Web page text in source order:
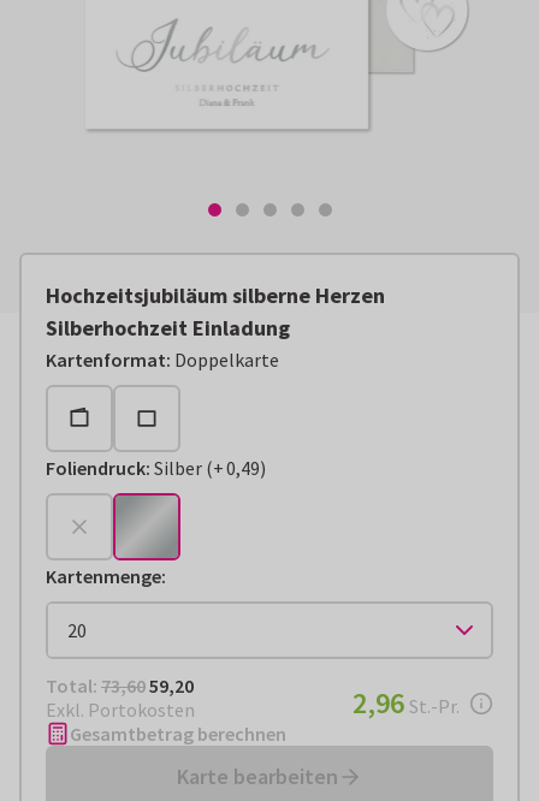
Hochzeitsjubiläum silberne Herzen
Silberhochzeit Einladung
Kartenformat: Doppelkarte
Foliendruck: Silber (
+€ 0,49
+0,49)
Kartenmenge:
Total: € 59,20
Total: 73,6059,20
Exkl. Portokosten
€ 2,96pro Stück
2,96 St.-Pr.
Gesamtbetrag berechnen
Karte bearbeiten